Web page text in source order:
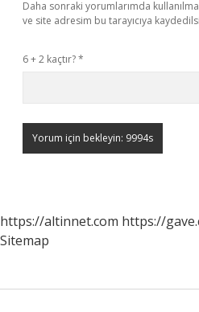
Daha sonraki yorumlarımda
ve site adresim bu tarayıcıya
6 + 2 kaçtır?*
https://altinnet.com https://
Sitemap